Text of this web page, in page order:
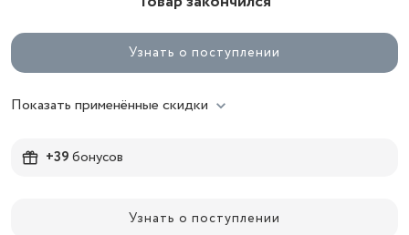
Узнать о поступлении
Показать применённые скидки
+39бонусов
Узнать о поступлении